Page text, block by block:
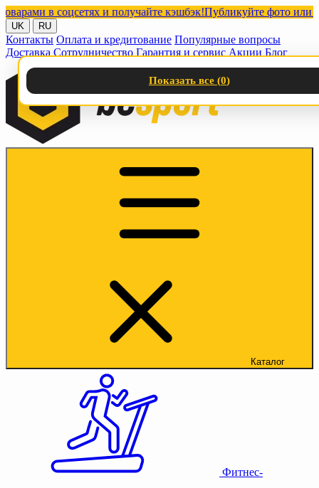
в соцсетях и получайте кэшбэк!Публикуйте фото или
UK RU
Контакты Оплата и кредитование Популярные вопросы
Доставка Сотрудничество Гарантия и сервис Акции Блог
Каталог
Фитнес-
Показать все (0)